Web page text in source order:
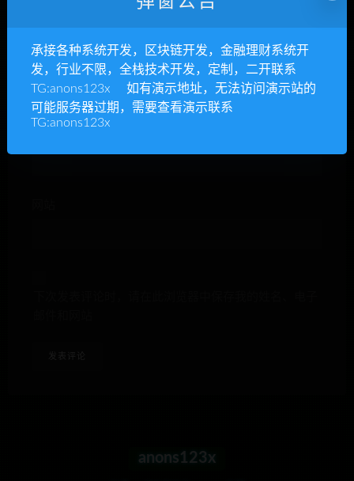
昵称*
anons123x
承接各种系统开发，区块链开发，金融理财系统开
发，行业不限，全栈技术开发，定制，二开联系
TG:anons123x 如有演示地址，无法访问演示站的
可能服务器过期，需要查看演示联系
TG:anons123x